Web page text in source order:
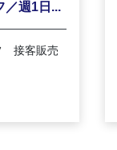
／週1日...
接客販売